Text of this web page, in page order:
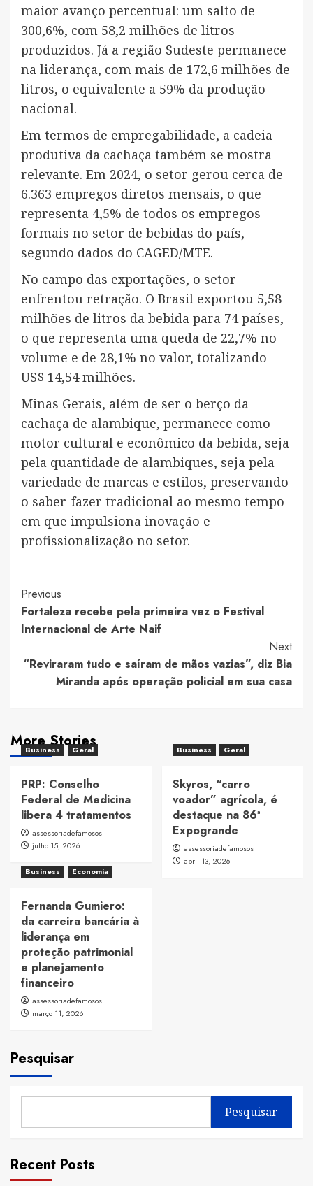
maior avanço percentual: um salto de
300,6%, com 58,2 milhões de litros
produzidos. Já a região Sudeste permanece
na liderança, com mais de 172,6 milhões de
litros, o equivalente a 59% da produção
nacional.
Em termos de empregabilidade, a cadeia
produtiva da cachaça também se mostra
relevante. Em 2024, o setor gerou cerca de
6.363 empregos diretos mensais, o que
representa 4,5% de todos os empregos
formais no setor de bebidas do país,
segundo dados do CAGED/MTE.
No campo das exportações, o setor
enfrentou retração. O Brasil exportou 5,58
milhões de litros da bebida para 74 países,
o que representa uma queda de 22,7% no
volume e de 28,1% no valor, totalizando
US$ 14,54 milhões.
Minas Gerais, além de ser o berço da
cachaça de alambique, permanece como
motor cultural e econômico da bebida, seja
pela quantidade de alambiques, seja pela
variedade de marcas e estilos, preservando
o saber-fazer tradicional ao mesmo tempo
em que impulsiona inovação e
profissionalização no setor.
Post
Navigation
Previous
Fortaleza recebe pela primeira vez o Festival
Internacional de Arte Naif
Next
“Reviraram tudo e saíram de mãos vazias”, diz Bia
Miranda após operação policial em sua casa
More Stories
Business Geral
PRP: Conselho
Federal de Medicina
libera 4 tratamentos
assessoriadefamosos
julho 15, 2026
Business Geral
Skyros, “carro
voador” agrícola, é
destaque na 86ª
Expogrande
assessoriadefamosos
abril 13, 2026
Business
Economia
Fernanda Gumiero:
da carreira bancária à
liderança em
proteção patrimonial
e planejamento
financeiro
assessoriadefamosos
março 11, 2026
Pesquisar
Pesquisar
Recent Posts